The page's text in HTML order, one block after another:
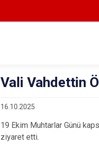
Vali Vahdettin
16.10.2025
19 Ekim Muhtarlar Günü
ziyaret etti.